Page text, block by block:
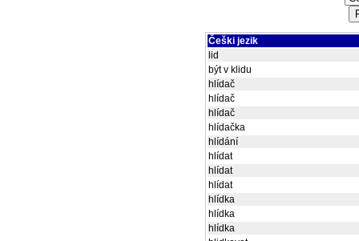
Češki jezik
lid
být v klidu
hlídač
hlídač
hlídač
hlídačka
hlídání
hlídat
hlídat
hlídat
hlídka
hlídka
hlídka